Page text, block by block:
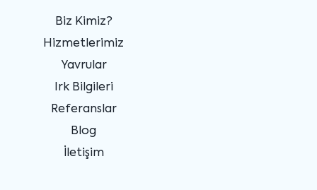
Biz Kimiz?
Hizmetlerimiz
Yavrular
Irk Bilgileri
Referanslar
Blog
İletişim